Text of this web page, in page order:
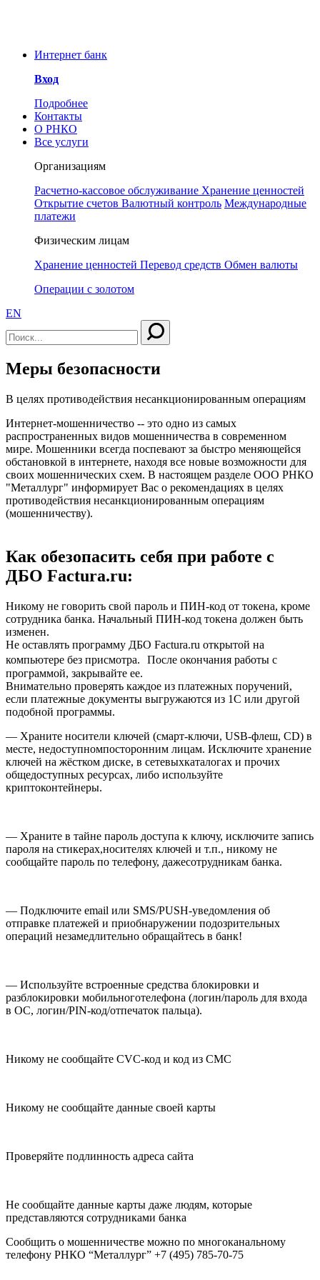
Интернет банк
Вход
Подробнее
Контакты
О РНКО
Все услуги
Организациям
Расчетно-кассовое обслуживание Хранение ценностей
Открытие счетов Валютный контроль Международные
платежи
Физическим лицам
Хранение ценностей Перевод средств Обмен валюты
Операции с золотом
EN
Меры безопасности
В целях противодействия несанкционированным операциям
Интернет-мошенничество -- это одно из самых
распространенных видов мошенничества в современном
мире. Мошенники всегда поспевают за быстро меняющейся
обстановкой в интернете, находя все новые возможности для
своих мошеннических схем. В настоящем разделе ООО РНКО
"Металлург" информирует Вас о рекомендациях в целях
противодействия несанкционированным операциям
(мошенничеству).
Как обезопасить себя при работе с
ДБО Factura.ru:
Никому не говорить свой пароль и ПИН-код от токена, кроме
сотрудника банка. Начальный ПИН-код токена должен быть
изменен.
Не оставлять программу ДБО Factura.ru открытой на
компьютере без присмотра. После окончания работы с
программой, закрывайте ее.
Внимательно проверять каждое из платежных поручений,
если платежные документы выгружаются из 1С или другой
подобной программы.
— Храните носители ключей (смарт-ключи, USB-флеш, CD) в
месте, недоступномпосторонним лицам. Исключите хранение
ключей на жёстком диске, в сетевыхкаталогах и прочих
общедоступных ресурсах, либо используйте
криптоконтейнеры.
— Храните в тайне пароль доступа к ключу, исключите запись
пароля на стикерах,носителях ключей и т.п., никому не
сообщайте пароль по телефону, дажесотрудникам банка.
— Подключите email или SMS/PUSH-уведомления об
отправке платежей и приобнаружении подозрительных
операций незамедлительно обращайтесь в банк!
— Используйте встроенные средства блокировки и
разблокировки мобильноготелефона (логин/пароль для входа
в ОС, логин/PIN-код/отпечаток пальца).
Никому не сообщайте CVC-код и код из СМС
Никому не сообщайте данные своей карты
Проверяйте подлинность адреса сайта
Не сообщайте данные карты даже людям, которые
представляются сотрудниками банка
Сообщить о мошенничестве можно по многоканальному
телефону РНКО “Металлург” +7 (495) 785-70-75
информирует Вас об угрозе
предотвращения инцидентов
просим принять к сведению, что у
РНКО «Металлург» нет аккаунтов
в социальных сетях. Сотрудники
РНКО также никогда не свяжутся с
Вами через любой мессенджер, в
частности Телеграмм.